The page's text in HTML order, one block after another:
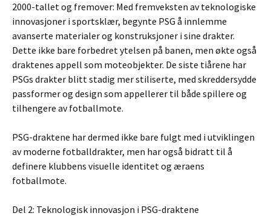
2000-tallet og fremover: Med fremveksten av teknologiske
innovasjoner i sportsklær, begynte PSG å innlemme
avanserte materialer og konstruksjoner i sine drakter.
Dette ikke bare forbedret ytelsen på banen, men økte også
draktenes appell som moteobjekter. De siste tiårene har
PSGs drakter blitt stadig mer stiliserte, med skreddersydde
passformer og design som appellerer til både spillere og
tilhengere av fotballmote.
PSG-draktene har dermed ikke bare fulgt med i utviklingen
av moderne fotballdrakter, men har også bidratt til å
definere klubbens visuelle identitet og æraens
fotballmote.
Del 2: Teknologisk innovasjon i PSG-draktene